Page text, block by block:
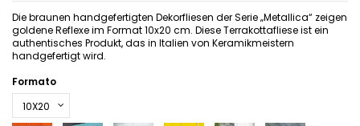
Die braunen handgefertigten Dekorfliesen der Serie „Metallica“ zeigen
goldene Reflexe im Format 10x20 cm. Diese Terrakottafliese ist ein
authentisches Produkt, das in Italien von Keramikmeistern
handgefertigt wird.
Formato